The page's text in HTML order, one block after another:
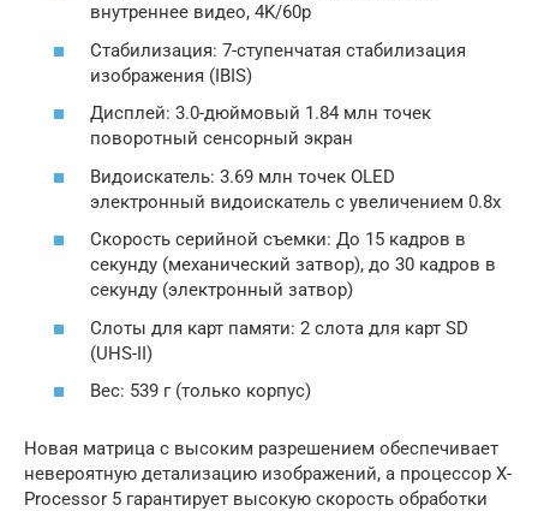
внутреннее видео, 4K/60p
Стабилизация: 7-ступенчатая стабилизация
изображения (IBIS)
Дисплей: 3.0-дюймовый 1.84 млн точек
поворотный сенсорный экран
Видоискатель: 3.69 млн точек OLED
электронный видоискатель с увеличением 0.8x
Скорость серийной съемки: До 15 кадров в
секунду (механический затвор), до 30 кадров в
секунду (электронный затвор)
Слоты для карт памяти: 2 слота для карт SD
(UHS-II)
Вес: 539 г (только корпус)
Новая матрица с высоким разрешением обеспечивает
невероятную детализацию изображений, а процессор X-
Processor 5 гарантирует высокую скорость обработки